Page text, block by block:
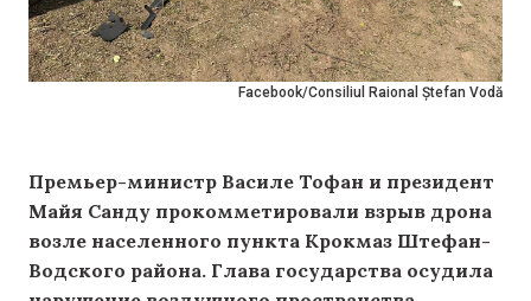
Facebook/Consiliul Raional Ștefan Vodă
Премьер-министр Василе Тофан и президент
Майя Санду прокомметировали взрыв дрона
возле населенного пункта Крокмаз Штефан-
Водского района. Глава государства осудила